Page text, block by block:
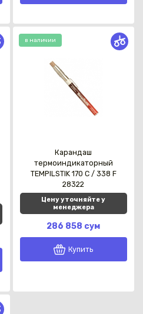
в наличии
Карандаш
термоиндикаторный
TEMPILSTIK 170 C / 338 F
28322
Цену уточняйте у
менеджера
286 858 сум
Купить